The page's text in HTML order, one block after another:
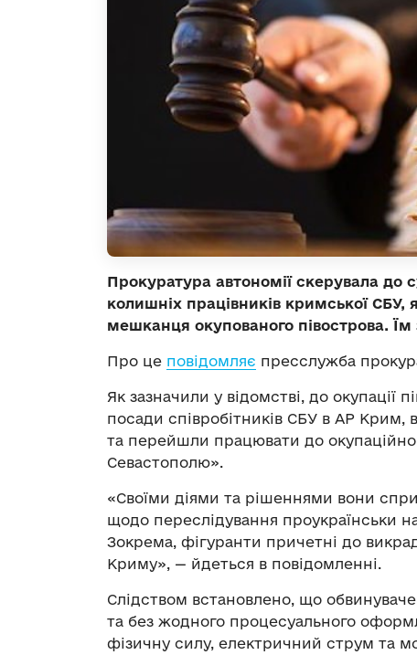
Прокуратура автономії скерувала до
колишніх працівників кримської СБУ,
мешканця окупованого півострова. Їм
Про це повідомляє пресслужба
Як зазначили у відомстві, до окупації
посади співробітників СБУ в АР Крим,
та перейшли працювати до
Севастополю».
«Своїми діями та рішеннями вони
щодо переслідування проукраїнськи
Зокрема, фігуранти причетні до
Криму», — йдеться в повідомленні.
Слідством встановлено, що
та без жодного процесуального
фізичну силу, електричний струм та